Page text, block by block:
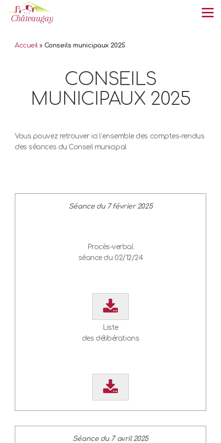
Accueil» Conseils municipaux 2025
CONSEILS
MUNICIPAUX 2025
Vous pouvez retrouver ici l’ensemble des comptes-rendus
des séances du Conseil municipal
Séance du 7 février 2025
Procès-verbal
séance du 02/12/24
Liste
des délibérations
Séance du 7 avril 2025